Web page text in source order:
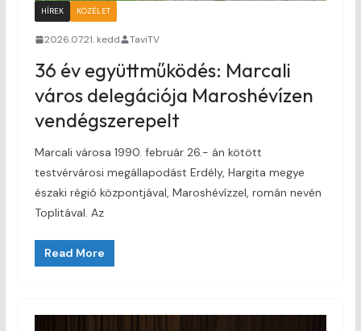
HÍREK KÖZÉLET
2026.07.21. kedd TaviTV
36 év együttműködés: Marcali
város delegációja Maroshévízen
vendégszerepelt
Marcali városa 1990. február 26.- án kötött
testvérvárosi megállapodást Erdély, Hargita megye
északi régió központjával, Maroshévízzel, román nevén
Toplitával. Az
Read More